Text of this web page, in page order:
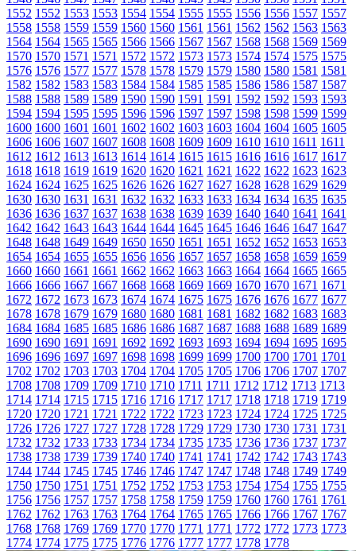
1552 1552 1553 1553 1554 1554 1555 1555 1556 1556 1557 1557
1558 1558 1559 1559 1560 1560 1561 1561 1562 1562 1563 1563
1564 1564 1565 1565 1566 1566 1567 1567 1568 1568 1569 1569
1570 1570 1571 1571 1572 1572 1573 1573 1574 1574 1575 1575
1576 1576 1577 1577 1578 1578 1579 1579 1580 1580 1581 1581
1582 1582 1583 1583 1584 1584 1585 1585 1586 1586 1587 1587
1588 1588 1589 1589 1590 1590 1591 1591 1592 1592 1593 1593
1594 1594 1595 1595 1596 1596 1597 1597 1598 1598 1599 1599
1600 1600 1601 1601 1602 1602 1603 1603 1604 1604 1605 1605
1606 1606 1607 1607 1608 1608 1609 1609 1610 1610 1611 1611
1612 1612 1613 1613 1614 1614 1615 1615 1616 1616 1617 1617
1618 1618 1619 1619 1620 1620 1621 1621 1622 1622 1623 1623
1624 1624 1625 1625 1626 1626 1627 1627 1628 1628 1629 1629
1630 1630 1631 1631 1632 1632 1633 1633 1634 1634 1635 1635
1636 1636 1637 1637 1638 1638 1639 1639 1640 1640 1641 1641
1642 1642 1643 1643 1644 1644 1645 1645 1646 1646 1647 1647
1648 1648 1649 1649 1650 1650 1651 1651 1652 1652 1653 1653
1654 1654 1655 1655 1656 1656 1657 1657 1658 1658 1659 1659
1660 1660 1661 1661 1662 1662 1663 1663 1664 1664 1665 1665
1666 1666 1667 1667 1668 1668 1669 1669 1670 1670 1671 1671
1672 1672 1673 1673 1674 1674 1675 1675 1676 1676 1677 1677
1678 1678 1679 1679 1680 1680 1681 1681 1682 1682 1683 1683
1684 1684 1685 1685 1686 1686 1687 1687 1688 1688 1689 1689
1690 1690 1691 1691 1692 1692 1693 1693 1694 1694 1695 1695
1696 1696 1697 1697 1698 1698 1699 1699 1700 1700 1701 1701
1702 1702 1703 1703 1704 1704 1705 1705 1706 1706 1707 1707
1708 1708 1709 1709 1710 1710 1711 1711 1712 1712 1713 1713
1714 1714 1715 1715 1716 1716 1717 1717 1718 1718 1719 1719
1720 1720 1721 1721 1722 1722 1723 1723 1724 1724 1725 1725
1726 1726 1727 1727 1728 1728 1729 1729 1730 1730 1731 1731
1732 1732 1733 1733 1734 1734 1735 1735 1736 1736 1737 1737
1738 1738 1739 1739 1740 1740 1741 1741 1742 1742 1743 1743
1744 1744 1745 1745 1746 1746 1747 1747 1748 1748 1749 1749
1750 1750 1751 1751 1752 1752 1753 1753 1754 1754 1755 1755
1756 1756 1757 1757 1758 1758 1759 1759 1760 1760 1761 1761
1762 1762 1763 1763 1764 1764 1765 1765 1766 1766 1767 1767
1768 1768 1769 1769 1770 1770 1771 1771 1772 1772 1773 1773
1774 1774 1775 1775 1776 1776 1777 1777 1778 1778